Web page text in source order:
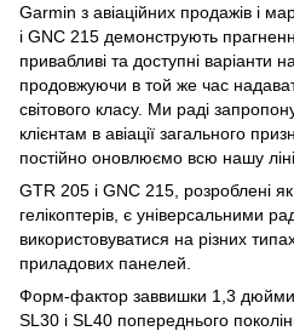
Garmin з авіаційних продажів і
і GNC 215 демонструють
привабливі та доступні варіанти
продовжуючи в той же час
світового класу. Ми раді
клієнтам в авіації загального
постійно оновлюємо всю нашу
GTR 205 і GNC 215, розроблені як
гелікоптерів, є універсальними
використовуватися на різних
приладових панелей.
Форм-фактор заввишки 1,3 дюйми
SL30 і SL40 попереднього